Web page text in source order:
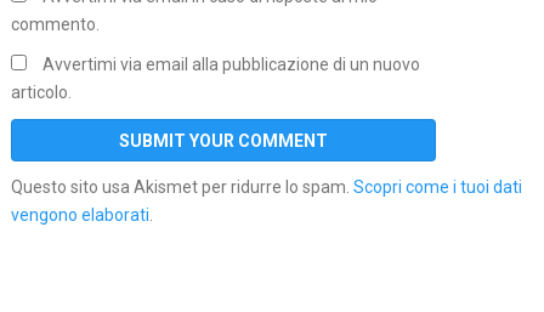
commento.
Avvertimi via email alla pubblicazione di un nuovo
articolo.
Questo sito usa Akismet per ridurre lo spam. Scopri come i tuoi dati
vengono elaborati.